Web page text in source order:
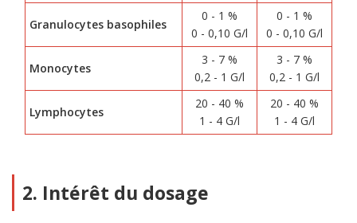
Granulocytes basophiles
0 - 1 %
0 - 0,10 G/l
0 - 1 %
0 - 0,10 G/l
Monocytes
3 - 7 %
0,2 - 1 G/l
3 - 7 %
0,2 - 1 G/l
Lymphocytes
20 - 40 %
1 - 4 G/l
20 - 40 %
1 - 4 G/l
2. Intérêt du dosage